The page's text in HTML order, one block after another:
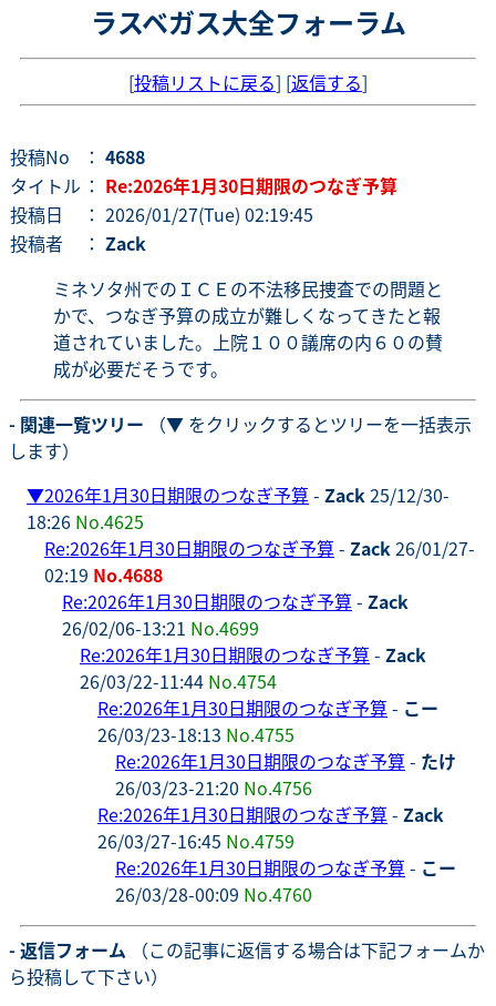
ラスベガス大全フォーラム
[投稿リストに戻る] [返信する]
投稿No ： 4688
タイトル ： Re:2026年1月30日期限のつなぎ予算
投稿日
： 2026/01/27(Tue) 02:19:45
投稿者
： Zack
ミネソタ州でのＩＣＥの不法移民捜査での問題と
かで、つなぎ予算の成立が難しくなってきたと報
道されていました。上院１００議席の内６０の賛
成が必要だそうです。
- 関連一覧ツリー （▼ をクリックするとツリーを一括表示
します）
▼2026年1月30日期限のつなぎ予算- Zack25/12/30-
18:26 No.4625
Re:2026年1月30日期限のつなぎ予算- Zack26/01/27-
02:19 No.4688
Re:2026年1月30日期限のつなぎ予算- Zack
26/02/06-13:21 No.4699
Re:2026年1月30日期限のつなぎ予算- Zack
26/03/22-11:44 No.4754
Re:2026年1月30日期限のつなぎ予算- こー
26/03/23-18:13 No.4755
Re:2026年1月30日期限のつなぎ予算- たけ
26/03/23-21:20 No.4756
Re:2026年1月30日期限のつなぎ予算- Zack
26/03/27-16:45 No.4759
Re:2026年1月30日期限のつなぎ予算- こー
26/03/28-00:09 No.4760
- 返信フォーム （この記事に返信する場合は下記フォームか
ら投稿して下さい）